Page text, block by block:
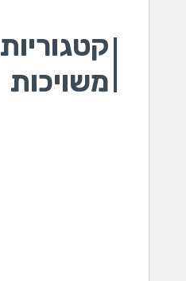
קטגוריות
משויכות